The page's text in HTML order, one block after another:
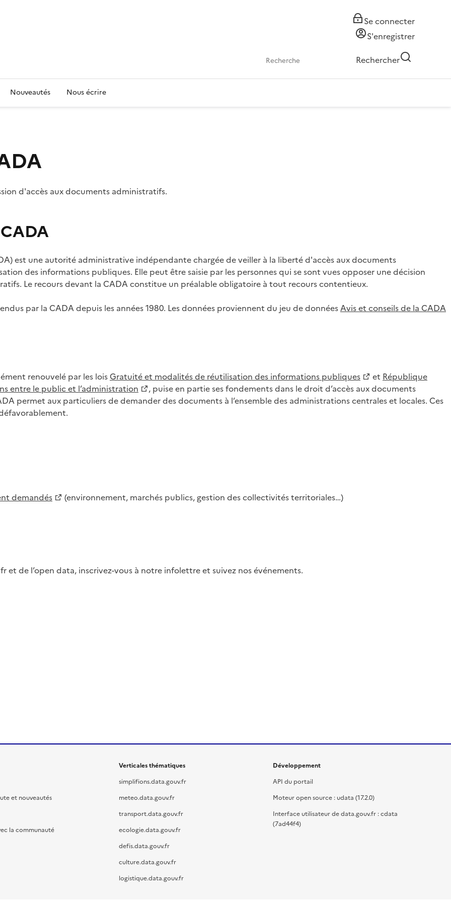
Se connecter
S'enregistrer
Rechercher
Nouveautés Nous écrire
d'accès aux documents administratifs.
est une autorité administrative indépendante chargée de veiller à la liberté d'accès aux documents
des informations publiques. Elle peut être saisie par les personnes qui se sont vues opposer une décision
Le recours devant la CADA constitue un préalable obligatoire à tout recours contentieux.
par la CADA depuis les années 1980. Les données proviennent du jeu de donnéesAvis et conseils de la CADA
renouvelé par les loisGratuité et modalités de réutilisation des informations publiques et République
entre le public et l’administration
, puise en partie ses fondements dans le droit d’accès aux documents
permet aux particuliers de demander des documents à l’ensemble des administrations centrales et locales. Ces
demandés (environnement, marchés publics, gestion des collectivités territoriales…)
et de l’open data, inscrivez-vous à notre infolettre et suivez nos événements.
et nouveautés
la communauté
Verticales thématiques
simplifions.data.gouv.fr
meteo.data.gouv.fr
transport.data.gouv.fr
ecologie.data.gouv.fr
defis.data.gouv.fr
culture.data.gouv.fr
logistique.data.gouv.fr
Développement
API du portail
Moteur open source : udata (17.2.0)
Interface utilisateur de data.gouv.fr : cdata
(7ad44f4)